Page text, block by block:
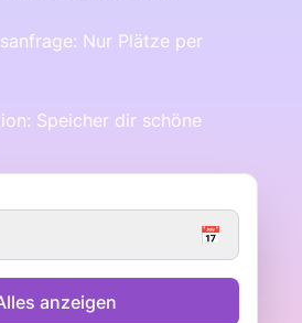
📅
anzeigen
Nur Plätze per
Speicher dir schöne